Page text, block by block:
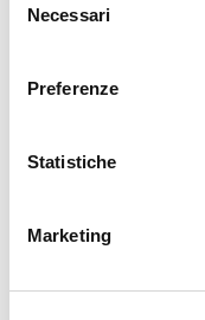
modificare le tue
link “Impostazione
Policy.
delNecessari
Preferenze
Statistiche
Marketing